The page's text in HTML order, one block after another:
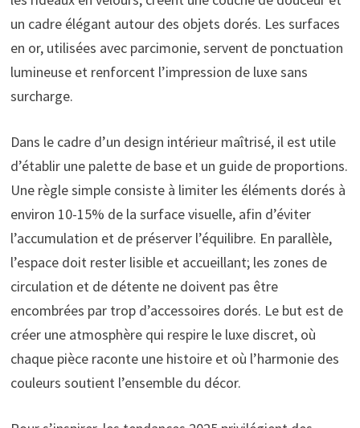
un cadre élégant autour des objets dorés. Les surfaces
en or, utilisées avec parcimonie, servent de ponctuation
lumineuse et renforcent l’impression de luxe sans
surcharge.
Dans le cadre d’un design intérieur maîtrisé, il est utile
d’établir une palette de base et un guide de proportions.
Une règle simple consiste à limiter les éléments dorés à
environ 10-15% de la surface visuelle, afin d’éviter
l’accumulation et de préserver l’équilibre. En parallèle,
l’espace doit rester lisible et accueillant; les zones de
circulation et de détente ne doivent pas être
encombrées par trop d’accessoires dorés. Le but est de
créer une atmosphère qui respire le luxe discret, où
chaque pièce raconte une histoire et où l’harmonie des
couleurs soutient l’ensemble du décor.